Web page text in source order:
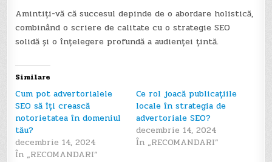
Amintiți-vă că succesul depinde de o abordare holistică,
combinând o scriere de calitate cu o strategie SEO
solidă și o înțelegere profundă a audienței țintă.
Similare
Cum pot advertorialele
SEO să îți crească
notorietatea în domeniul
tău?
decembrie 14, 2024
În „RECOMANDARI”
Ce rol joacă publicațiile
locale în strategia de
advertoriale SEO?
decembrie 14, 2024
În „RECOMANDARI”